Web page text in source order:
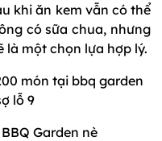
khi ăn kem vẫn có thể
có sữa chua, nhưng
là một chọn lựa hợp lý.
Garden nè